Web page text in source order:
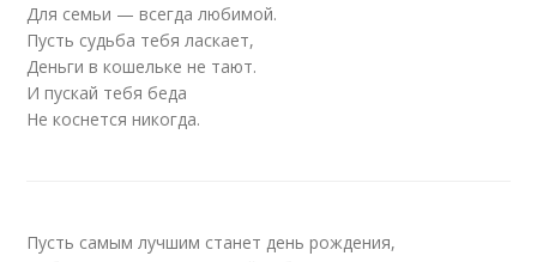
Для семьи — всегда любимой.
Пусть судьба тебя ласкает,
Деньги в кошельке не тают.
И пускай тебя беда
Не коснется никогда.
Пусть самым лучшим станет день рождения,